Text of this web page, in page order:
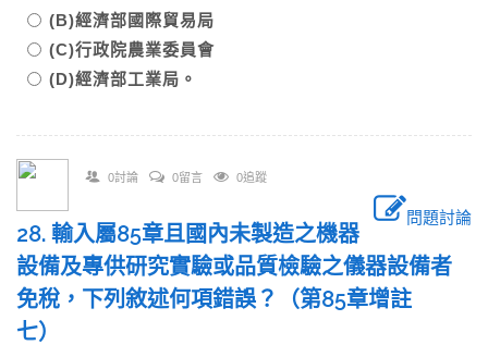
(B)經濟部國際貿易局
(C)行政院農業委員會
(D)經濟部工業局。
0討論 0留言 0追蹤
問題討論
28. 輸入屬85章且國內未製造之機器
設備及專供研究實驗或品質檢驗之儀器設備者
免稅，下列敘述何項錯誤？（第85章增註
七）